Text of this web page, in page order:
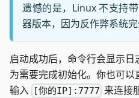
遗憾的是，Linux 不支持
器版本，因为反作弊系统完
启动成功后，命令行会显示
为需要完成初始化。你也可
输入 [你的IP]:7777 来连接